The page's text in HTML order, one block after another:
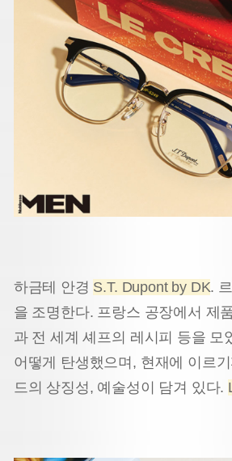
하금테 안경 S.T. Dupont by DK.
을 조명한다. 프랑스 공장에서 제
과 전 세계 셰프의 레시피 등을 모
어떻게 탄생했으며, 현재에 이르
드의 상징성, 예술성이 담겨 있다.